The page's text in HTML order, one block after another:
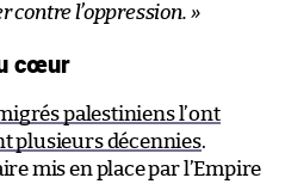
contre l’oppression. »
cœur
palestiniens l’ont
plusieurs décennies.
mis en place par l’Empire